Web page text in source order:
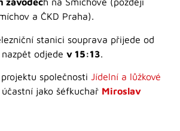
a ČKD Praha).
stanici souprava přijede od
, nazpět odjede v 15:13
společnosti Jídelní a lůžkové
jako šéfkuchař Miroslav